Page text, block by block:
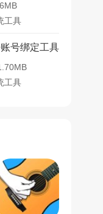
工具
号绑定工具
工具